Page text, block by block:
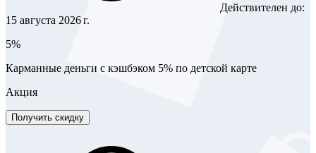
Действителен до:
15 августа 2026 г.
5%
Карманные деньги с кэшбэком 5% по детской карте
Акция
Получить скидку